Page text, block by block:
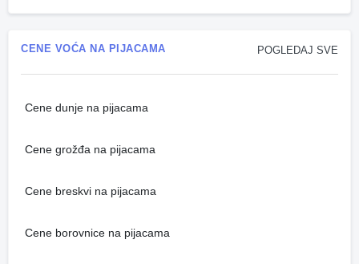
POGLEDAJ SVE
CENE VOĆA NA PIJACAMA
Cene dunje na pijacama
Cene grožđa na pijacama
Cene breskvi na pijacama
Cene borovnice na pijacama